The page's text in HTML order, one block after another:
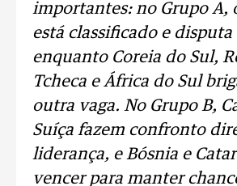
importantes: no Grupo A,
está classificado e
enquanto Coreia do Sul,
Tcheca e África do Sul
outra vaga. No Grupo B,
Suíça fazem confronto
liderança, e Bósnia e
vencer para manter